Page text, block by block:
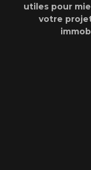
utiles pour
votre